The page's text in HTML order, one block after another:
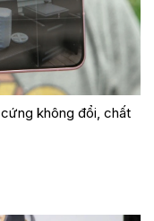
không đổi, chất